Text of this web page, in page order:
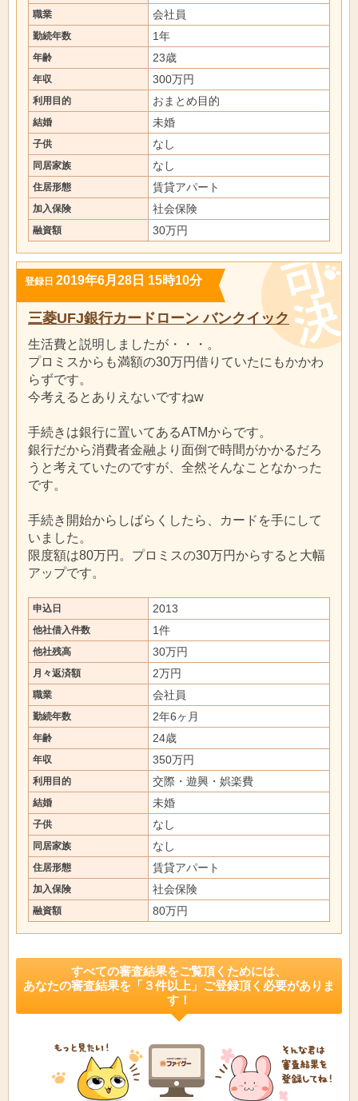
職業 会社員
勤続年数 1年
年齢 23歳
年収 300万円
利用目的 おまとめ目的
結婚 未婚
子供 なし
同居家族 なし
住居形態 賃貸アパート
加入保険 社会保険
融資額 30万円
登録日 2019年6月28日 15時10分
三菱UFJ銀行カードローン バンクイック
生活費と説明しましたが・・・。
プロミスからも満額の30万円借りていたにもかかわ
らずです。
今考えるとありえないですねw
手続きは銀行に置いてあるATMからです。
銀行だから消費者金融より面倒で時間がかかるだろ
うと考えていたのですが、全然そんなことなかった
です。
手続き開始からしばらくしたら、カードを手にして
いました。
限度額は80万円。プロミスの30万円からすると大幅
アップです。
申込日 2013
他社借入件数 1件
他社残高 30万円
月々返済額 2万円
職業 会社員
勤続年数 2年6ヶ月
年齢 24歳
年収 350万円
利用目的 交際・遊興・娯楽費
結婚 未婚
子供 なし
同居家族 なし
住居形態 賃貸アパート
加入保険 社会保険
融資額 80万円
すべての審査結果をご覧頂くためには、
あなたの審査結果を「３件以上」ご登録頂く必要がありま
す！